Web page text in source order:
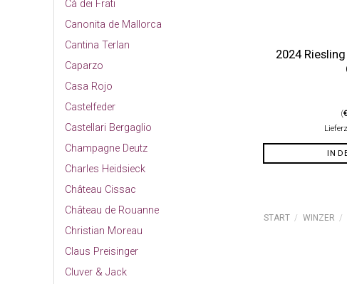
Cà dei Frati
Canonita de Mallorca
Cantina Terlan
Caparzo
Casa Rojo
Castelfeder
Castellari Bergaglio
Champagne Deutz
Charles Heidsieck
Château Cissac
Château de Rouanne
Christian Moreau
Claus Preisinger
Cluver & Jack
2024
(€
IN
START / WINZER /